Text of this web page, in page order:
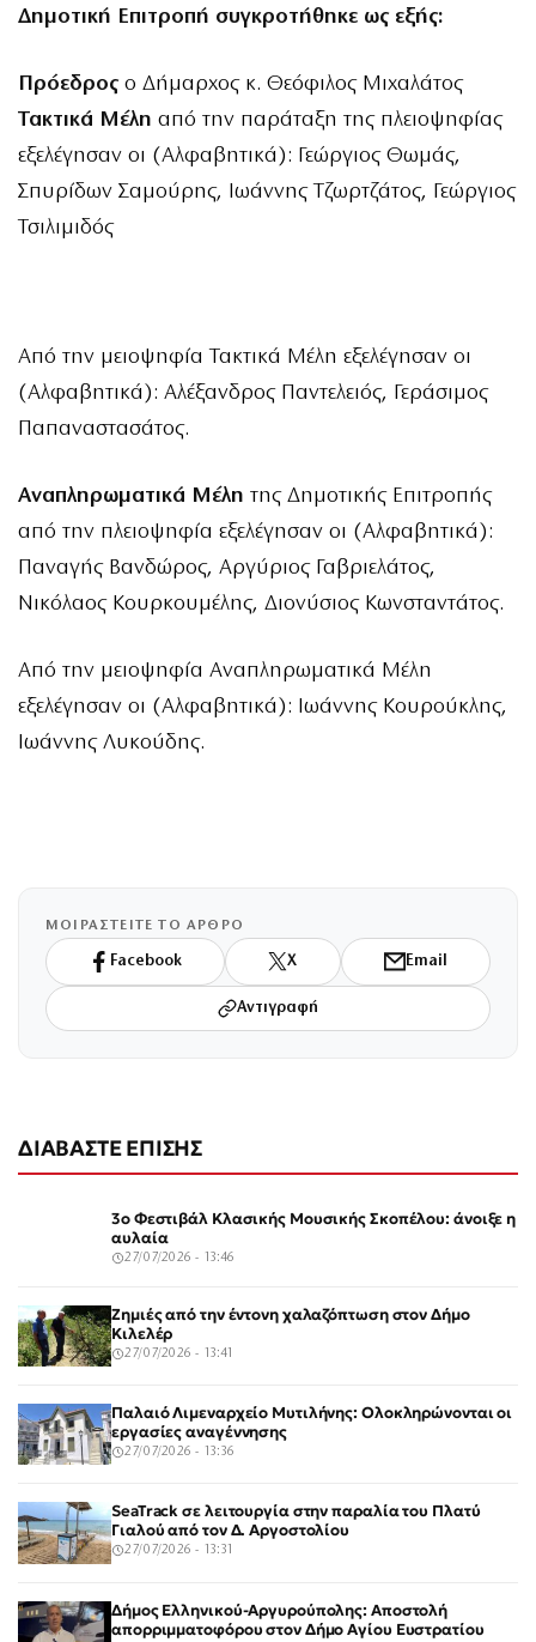
Δημοτική Επιτροπή συγκροτήθηκε ως εξής:
Πρόεδρος ο Δήμαρχος κ. Θεόφιλος Μιχαλάτος
Τακτικά Μέλη από την παράταξη της πλειοψηφίας
εξελέγησαν οι (Αλφαβητικά): Γεώργιος Θωμάς,
Σπυρίδων Σαμούρης, Ιωάννης Τζωρτζάτος, Γεώργιος
Τσιλιμιδός
Από την μειοψηφία Τακτικά Μέλη εξελέγησαν οι
(Αλφαβητικά): Αλέξανδρος Παντελειός, Γεράσιμος
Παπαναστασάτος.
Αναπληρωματικά Μέλη της Δημοτικής Επιτροπής
από την πλειοψηφία εξελέγησαν οι (Αλφαβητικά):
Παναγής Βανδώρος, Αργύριος Γαβριελάτος,
Νικόλαος Κουρκουμέλης, Διονύσιος Κωνσταντάτος.
Από την μειοψηφία Αναπληρωματικά Μέλη
εξελέγησαν οι (Αλφαβητικά): Ιωάννης Κουρούκλης,
Ιωάννης Λυκούδης.
ΜΟΙΡΑΣΤΕΙΤΕ ΤΟ ΑΡΘΡΟ
Facebook X Email
Αντιγραφή
ΔΙΑΒΑΣΤΕ ΕΠΙΣΗΣ
3ο Φεστιβάλ Κλασικής Μουσικής Σκοπέλου: άνοιξε η
αυλαία
27/07/2026 - 13:46
Ζημιές από την έντονη χαλαζόπτωση στον Δήμο
Κιλελέρ
27/07/2026 - 13:41
Παλαιό Λιμεναρχείο Μυτιλήνης: Ολοκληρώνονται οι
εργασίες αναγέννησης
27/07/2026 - 13:36
SeaTrack σε λειτουργία στην παραλία του Πλατύ
Γιαλού από τον Δ. Αργοστολίου
27/07/2026 - 13:31
Δήμος Ελληνικού-Αργυρούπολης: Αποστολή
απορριμματοφόρου στον Δήμο Αγίου Ευστρατίου